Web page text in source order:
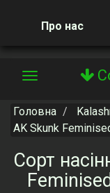
Про нас
Головна
AK Skunk
Сорт